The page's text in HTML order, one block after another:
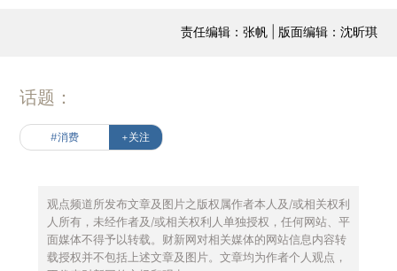
责任编辑：张帆 | 版面编辑：沈昕琪
话题：
#消费 +关注
观点频道所发布文章及图片之版权属作者本人及/或相关权利
人所有，未经作者及/或相关权利人单独授权，任何网站、平
面媒体不得予以转载。财新网对相关媒体的网站信息内容转
载授权并不包括上述文章及图片。文章均为作者个人观点，